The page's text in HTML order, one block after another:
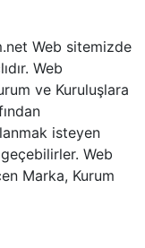
Web sitemizde
Web
ve Kuruluşlara
isteyen
Web
Marka, Kurum